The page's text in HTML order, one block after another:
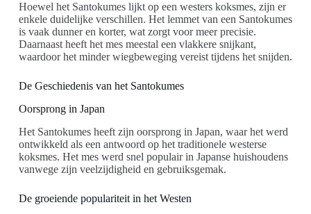
Hoewel het Santokumes lijkt op een westers koksmes, zijn er
enkele duidelijke verschillen. Het lemmet van een Santokumes
is vaak dunner en korter, wat zorgt voor meer precisie.
Daarnaast heeft het mes meestal een vlakkere snijkant,
waardoor het minder wiegbeweging vereist tijdens het snijden.
De Geschiedenis van het Santokumes
Oorsprong in Japan
Het Santokumes heeft zijn oorsprong in Japan, waar het werd
ontwikkeld als een antwoord op het traditionele westerse
koksmes. Het mes werd snel populair in Japanse huishoudens
vanwege zijn veelzijdigheid en gebruiksgemak.
De groeiende populariteit in het Westen